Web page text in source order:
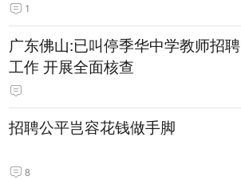
1
广东佛山:已叫停季华中学教师招聘
工作 开展全面核查
招聘公平岂容花钱做手脚
8